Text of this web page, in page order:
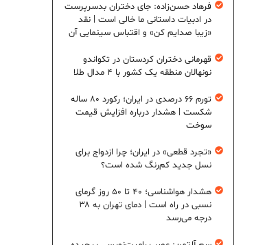
فرهاد حسن‌زاده: جای دختران بدسرپرست
در ادبیات داستانی ما خالی است | نقد
«زیبا صدایم کن» و اقتباس سینمایی آن
قهرمانی دختران کردستان در تکواندو
نونهالان منطقه یک کشور با ۴ مدال طلا
تورم ۶۶ درصدی در ایران؛ رکورد ۸۰ ساله
شکست | هشدار درباره افزایش قیمت
سوخت
«تجرد قطعی» در ایران؛ چرا ازدواج برای
نسل جدید کم‌رنگ شده است؟
هشدار هواشناسی؛ ۴۰ تا ۵۰ روز گرمای
نسبی در راه است | دمای تهران به ۳۸
درجه می‌رسد